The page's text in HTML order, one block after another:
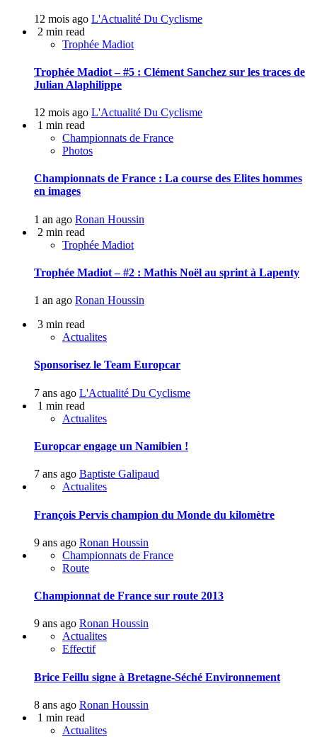
12 mois ago L'Actualité Du Cyclisme
2 min read
Trophée Madiot
Trophée Madiot – #5 : Clément Sanchez sur les traces de
Julian Alaphilippe
12 mois ago L'Actualité Du Cyclisme
1 min read
Championnats de France
Photos
Championnats de France : La course des Elites hommes
en images
1 an ago Ronan Houssin
2 min read
Trophée Madiot
Trophée Madiot – #2 : Mathis Noël au sprint à Lapenty
1 an ago Ronan Houssin
3 min read
Actualites
Sponsorisez le Team Europcar
7 ans ago L'Actualité Du Cyclisme
1 min read
Actualites
Europcar engage un Namibien !
7 ans ago Baptiste Galipaud
Actualites
François Pervis champion du Monde du kilomètre
9 ans ago Ronan Houssin
Championnats de France
Route
Championnat de France sur route 2013
9 ans ago Ronan Houssin
Actualites
Effectif
Brice Feillu signe à Bretagne-Séché Environnement
8 ans ago Ronan Houssin
1 min read
Actualites